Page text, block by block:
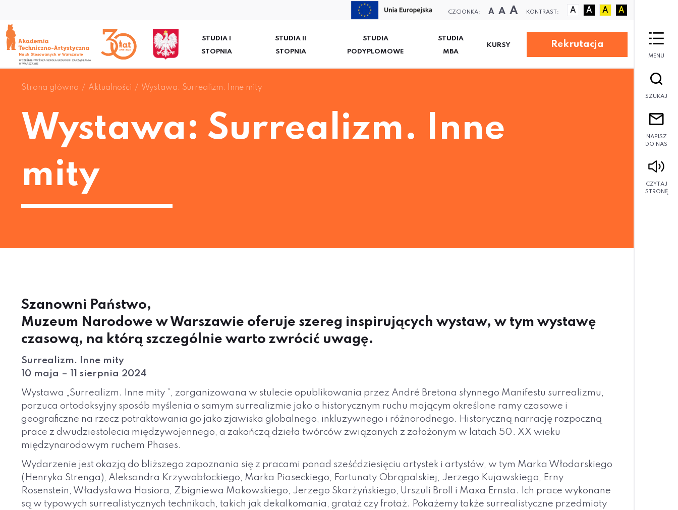
CZCIONKA: A A A KONTRAST: A A A A
STUDIA I
STOPNIA
STUDIA II
STOPNIA
STUDIA
PODYPLOMOWE
STUDIA
MBA
KURSY Rekrutacja
MENU
SZUKAJ
NAPISZ
DO NAS
CZYTAJ
STRONĘ
Strona główna Aktualności Wystawa: Surrealizm. Inne mity
Wystawa: Surrealizm. Inne
mity
Szanowni Państwo,
Muzeum Narodowe w Warszawie oferuje szereg inspirujących wystaw, w tym wystawę
czasową, na którą szczególnie warto zwrócić uwagę.
Surrealizm. Inne mity
10 maja – 11 sierpnia 2024
Wystawa „Surrealizm. Inne mity ”, zorganizowana w stulecie opublikowania przez André Bretona słynnego Manifestu surrealizmu,
porzuca ortodoksyjny sposób myślenia o samym surrealizmie jako o historycznym ruchu mającym określone ramy czasowe i
geograficzne na rzecz potraktowania go jako zjawiska globalnego, inkluzywnego i różnorodnego. Historyczną narrację rozpoczną
prace z dwudziestolecia międzywojennego, a zakończą dzieła twórców związanych z założonym w latach 50. XX wieku
międzynarodowym ruchem Phases.
Wydarzenie jest okazją do bliższego zapoznania się z pracami ponad sześćdziesięciu artystek i artystów, w tym Marka Włodarskiego
(Henryka Strenga), Aleksandra Krzywobłockiego, Marka Piaseckiego, Fortunaty Obrąpalskiej, Jerzego Kujawskiego, Erny
Rosenstein, Władysława Hasiora, Zbigniewa Makowskiego, Jerzego Skarżyńskiego, Urszuli Broll i Maxa Ernsta. Ich prace wykonane
są w typowych surrealistycznych technikach, takich jak dekalkomania, grataż czy frotaż. Pokażemy także surrealistyczne przedmioty